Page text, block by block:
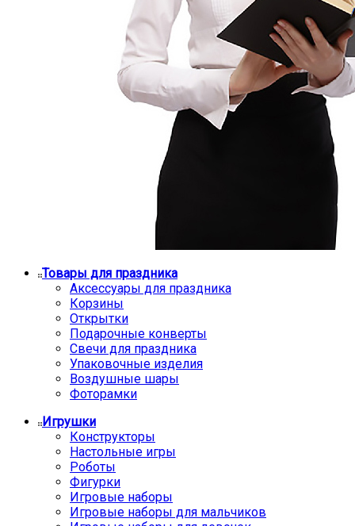
Товары для праздника
Аксессуары для праздника
Корзины
Открытки
Подарочные конверты
Свечи для праздника
Упаковочные изделия
Воздушные шары
Фоторамки
Игрушки
Конструкторы
Настольные игры
Роботы
Фигурки
Игровые наборы
Игровые наборы для мальчиков